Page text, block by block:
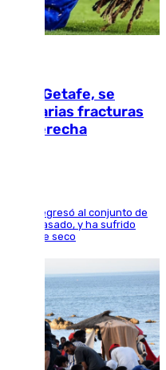
del Getafe, se
por varias fracturas
derecha
regresó al conjunto de
curso pasado, y ha sufrido
el dique seco